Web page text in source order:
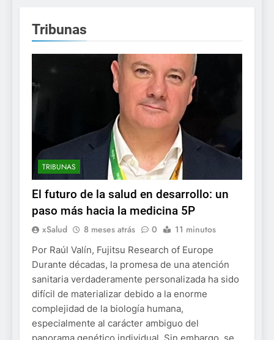
Tribunas
TRIBUNAS
El futuro de la salud en desarrollo: un
paso más hacia la medicina 5P
xSalud 8 meses atrás 0 11 minutos
Por Raúl Valín, Fujitsu Research of Europe
Durante décadas, la promesa de una atención
sanitaria verdaderamente personalizada ha sido
difícil de materializar debido a la enorme
complejidad de la biología humana,
especialmente al carácter ambiguo del